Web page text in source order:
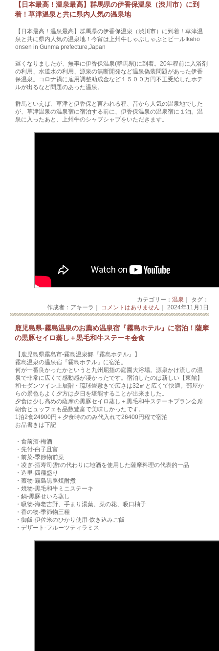
【日本最高！温泉最高】群馬県の伊香保温泉（渋川市）に到
着！草津温泉と共に県内人気の温泉地
【日本最高！温泉最高】群馬県の伊香保温泉（渋川市）に到着！草津温
泉と共に県内人気の温泉地！今宵は上州牛しゃぶしゃぶとビールIkaho
onsen in Gunma prefecture,Japan
遅くなりましたが、無事に伊香保温泉(群馬県)に到着。20年程前に入浴剤
の利用、水道水の利用、源泉の無断開発など温泉偽装問題があった伊香
保温泉。コロナ禍に雇用調整助成金など１５００万円不正受給したホテ
ルが出るなど問題のあった温泉。
群馬といえば、草津と伊香保と言われる程、昔から人気の温泉地でした
が、草津温泉の温泉宿に宿泊する前に、伊香保温泉の温泉宿に１泊。温
泉に入ったあと、上州牛のシャブシャブをいただきます。
カテゴリー： 温泉 ｜ タグ：
作成者：アキーラ｜
コメントはありません ｜ 2024年11月1日
鹿児島県‐霧島温泉のお薦め温泉宿『霧島ホテル』に宿泊！薩摩
の黒豚セイロ蒸し＋黒毛和牛ステーキ会食
【鹿児島県霧島市‐霧島温泉郷『霧島ホテル』】
霧島温泉の温泉宿『霧島ホテル』に宿泊。
何が一番良かったかというと九州屈指の庭園大浴場。源泉かけ流しの温
泉で非常に広くて感動感が凄かったです。宿泊したのは新しい【東館】
和モダンツイン上層階・琉球畳敷きで広さは32㎡と広くて快適。部屋か
らの景色もよく夕方は夕日を堪能することが出来ました。
夕食は少し高めの薩摩の黒豚セイロ蒸し＋黒毛和牛ステーキプラン会席
朝食ビュッフェも品数豊富で美味しかったです。
1泊2食24900円＋夕食時ののみ代入れて26400円程で宿泊
お品書きは下記
・食前酒-梅酒
・先付-白子且富
・前菜-季節物前菜
・凌ぎ‐酒寿司(酢の代わりに地酒を使用した薩摩料理の代表的一品
・造里-四種盛り
・蓋物-霧島黒豚焼酎煮
・焼物-黒毛和牛ミニステーキ
・鍋-黒豚せいろ蒸し
・吸物-海老吉野、手まり湯葉、菜の花、吸口柚子
・香の物-季節物三種
・御飯-伊佐米のひかり使用‐炊き込みご飯
・デザート‐フルーツティラミス